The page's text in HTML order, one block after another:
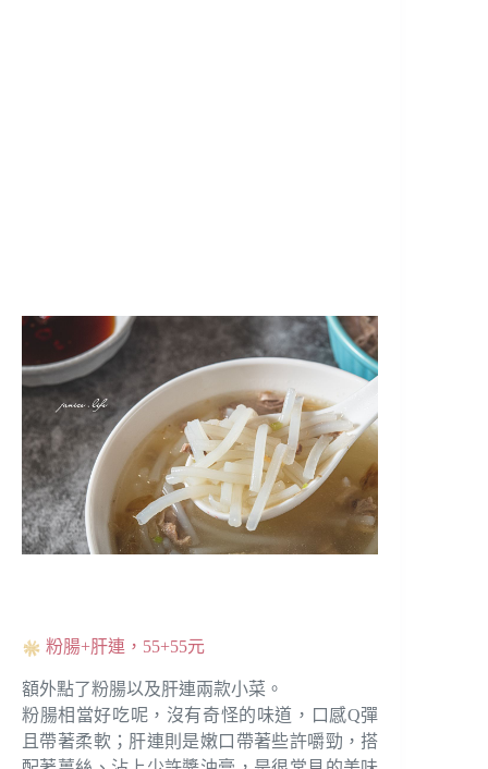
粉腸+肝連，55+55元
額外點了粉腸以及肝連兩款小菜。
粉腸相當好吃呢，沒有奇怪的味道，口感Q彈
且帶著柔軟；肝連則是嫩口帶著些許嚼勁，搭